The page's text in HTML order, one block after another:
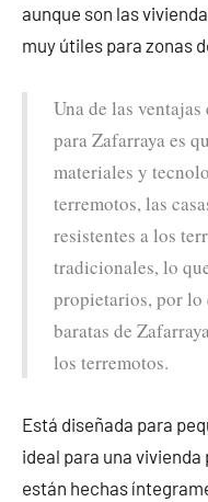
aunque son las
muy útiles para zonas
Una de las
para Zafarraya es
materiales y
terremotos, las
resistentes a los
tradicionales, lo
propietarios, por lo
baratas de
los terremotos.
Está diseñada para
ideal para una
están hechas